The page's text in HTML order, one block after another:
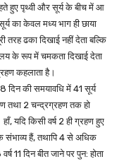
हुए पृथ्वी और सूर्य के बीच में आ
का केवल मध्य भाग ही छाया
तरह ढका दिखाई नहीं देता बल्कि
के रूप में चमकता दिखाई देता
कहलाता है।
दिन की समयावधि में 41 सूर्य
तथा 2 चन्द्रग्रहण तक हो
यदि किसी वर्ष 2 ही ग्रहण हुए
संभाव्य हैं, तथापि 4 से अधिक
11 दिन बीत जाने पर पुन: होता